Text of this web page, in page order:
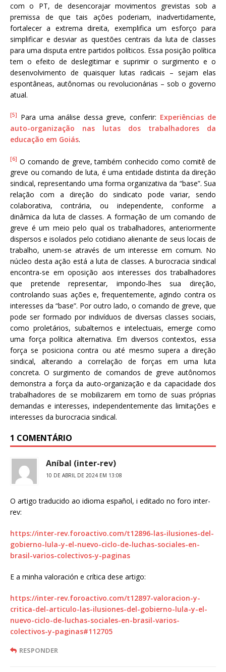
com o PT, de desencorajar movimentos grevistas sob a
premissa de que tais ações poderiam, inadvertidamente,
fortalecer a extrema direita, exemplifica um esforço para
simplificar e desviar as questões centrais da luta de classes
para uma disputa entre partidos políticos. Essa posição política
tem o efeito de deslegitimar e suprimir o surgimento e o
desenvolvimento de quaisquer lutas radicais – sejam elas
espontâneas, autônomas ou revolucionárias – sob o governo
atual.
[5] Para uma análise dessa greve, conferir: Experiências de
auto-organização nas lutas dos trabalhadores da
educação em Goiás.
[6] O comando de greve, também conhecido como comitê de
greve ou comando de luta, é uma entidade distinta da direção
sindical, representando uma forma organizativa da “base”. Sua
relação com a direção do sindicato pode variar, sendo
colaborativa, contrária, ou independente, conforme a
dinâmica da luta de classes. A formação de um comando de
greve é um meio pelo qual os trabalhadores, anteriormente
dispersos e isolados pelo cotidiano alienante de seus locais de
trabalho, unem-se através de um interesse em comum. No
núcleo desta ação está a luta de classes. A burocracia sindical
encontra-se em oposição aos interesses dos trabalhadores
que pretende representar, impondo-lhes sua direção,
controlando suas ações e, frequentemente, agindo contra os
interesses da “base”. Por outro lado, o comando de greve, que
pode ser formado por indivíduos de diversas classes sociais,
como proletários, subalternos e intelectuais, emerge como
uma força política alternativa. Em diversos contextos, essa
força se posiciona contra ou até mesmo supera a direção
sindical, alterando a correlação de forças em uma luta
concreta. O surgimento de comandos de greve autônomos
demonstra a força da auto-organização e da capacidade dos
trabalhadores de se mobilizarem em torno de suas próprias
demandas e interesses, independentemente das limitações e
interesses da burocracia sindical.
1 COMENTÁRIO
Aníbal (inter-rev)
10 DE ABRIL DE 2024 EM 13:08
O artigo traducido ao idioma español, i editado no foro inter-
rev:
https://inter-rev.foroactivo.com/t12896-las-ilusiones-del-
gobierno-lula-y-el-nuevo-ciclo-de-luchas-sociales-en-
brasil-varios-colectivos-y-paginas
E a minha valoración e crítica dese artigo:
https://inter-rev.foroactivo.com/t12897-valoracion-y-
critica-del-articulo-las-ilusiones-del-gobierno-lula-y-el-
nuevo-ciclo-de-luchas-sociales-en-brasil-varios-
colectivos-y-paginas#112705
RESPONDER